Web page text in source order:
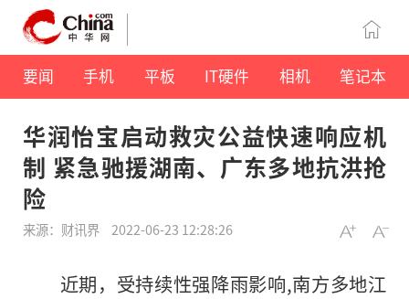
要闻 手机 平板 IT硬件 相机 笔记本
华润怡宝启动救灾公益快速响应机
制 紧急驰援湖南、广东多地抗洪抢
险
来源：财讯界 2022-06-23 12:28:26
近期，受持续性强降雨影响,南方多地江